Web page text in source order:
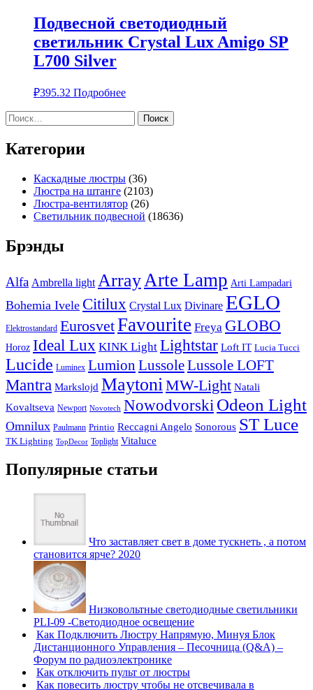
Подвесной светодиодный
светильник Crystal Lux Amigo SP
L700 Silver
₽395.32 Подробнее
Найти:
Категории
Каскадные люстры (36)
Люстра на штанге (2103)
Люстра-вентилятор (26)
Светильник подвесной (18636)
Брэнды
Alfa Ambrella light Array Arte Lamp Arti Lampadari
Bohemia Ivele Citilux Crystal Lux Divinare EGLO
Elektrostandard EurosvetFavourite Freya GLOBO
Horoz Ideal Lux KINK Light Lightstar Loft IT Lucia Tucci
Lucide Luminex Lumion LussoleLussole LOFT
Mantra Markslojd Maytoni MW-Light Natali
Kovaltseva Newport Novotech Nowodvorski Odeon Light
Omnilux Paulmann Printio Reccagni Angelo Sonorous ST Luce
TK Lighting TopDecor Toplight Vitaluce
Популярные статьи
Что заставляет свет в доме тускнеть , а потом
становится ярче? 2020
Низковольтные светодиодные светильники
PLI-09 -Светодиодное освещение
Как Подключить Люстру Напрямую, Минуя Блок
Дистанционного Управления – Песочница (Q&A) –
Форум по радиоэлектронике
Как отключить пульт от люстры
Как повесить люстру чтобы не отсвечивала в